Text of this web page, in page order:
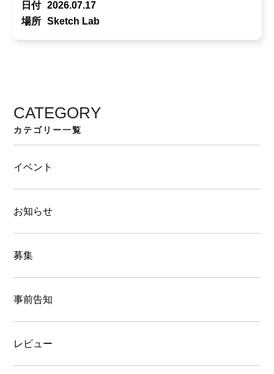
日付 2026.07.17
場所 Sketch Lab
CATEGORY
カテゴリー一覧
イベント
お知らせ
募集
事前告知
レビュー